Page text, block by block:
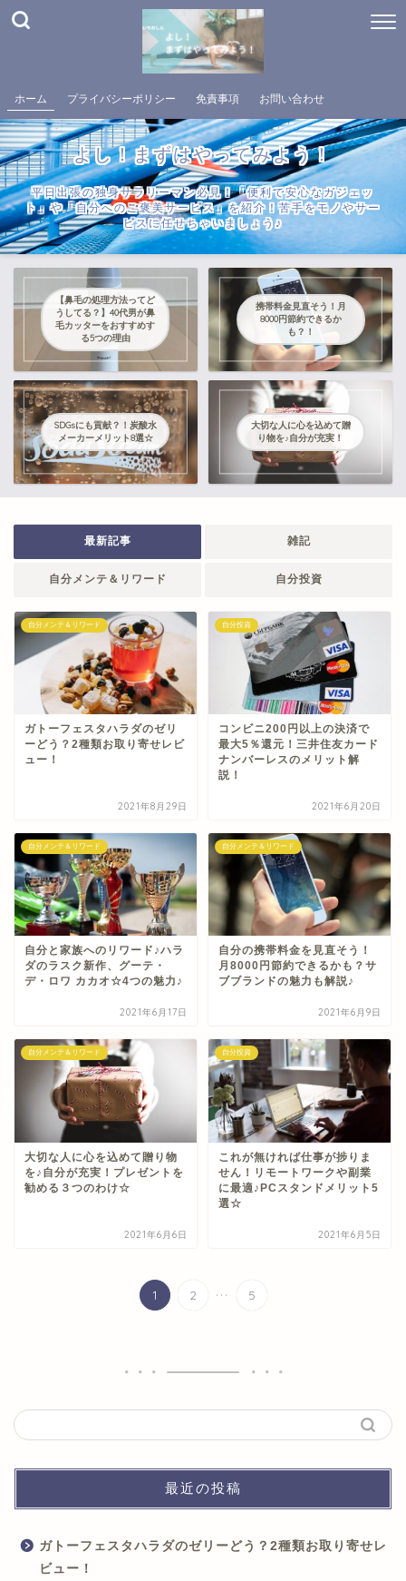
ホーム プライバシーポリシー 免責事項 お問い合わせ
よし！まずはやってみよう！
平日出張の独身サラリーマン必見！「便利で安心なガジェッ
ト」や「自分へのご褒美サービス」を紹介！苦手をモノやサー
ビスに任せちゃいましょう♪
【鼻毛の処理方法ってど
うしてる？】40代男が鼻
毛カッターをおすすめす
る5つの理由
携帯料金見直そう！月
8000円節約できるか
も？！
SDGsにも貢献？！炭酸水
メーカーメリット8選☆
大切な人に心を込めて贈
り物を♪自分が充実！
最新記事 雑記
自分メンテ＆リワード 自分投資
自分メンテ＆リワード
ガトーフェスタハラダのゼリ
ーどう？2種類お取り寄せレビ
ュー！
2021年8月29日
自分投資
コンビニ200円以上の決済で
最大5％還元！三井住友カード
ナンバーレスのメリット解
説！
2021年6月20日
自分メンテ＆リワード
自分と家族へのリワード♪ハラ
ダのラスク新作、グーテ・
デ・ロワ カカオ☆4つの魅力♪
2021年6月17日
自分メンテ＆リワード
自分の携帯料金を見直そう！
月8000円節約できるかも？サ
ブブランドの魅力も解説♪
2021年6月9日
自分メンテ＆リワード
大切な人に心を込めて贈り物
を♪自分が充実！プレゼントを
勧める３つのわけ☆
2021年6月6日
自分投資
これが無ければ仕事が捗りま
せん！リモートワークや副業
に最適♪PCスタンドメリット5
選☆
2021年6月5日
1 2 ... 5
最近の投稿
ガトーフェスタハラダのゼリーどう？2種類お取り寄せレ
ビュー！